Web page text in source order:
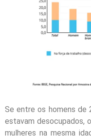
Se entre os homens de
estavam desocupados,
mulheres na mesma